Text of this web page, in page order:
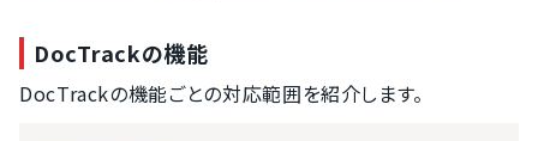
DocTrackの機能
DocTrackの機能ごとの対応範囲を紹介します。